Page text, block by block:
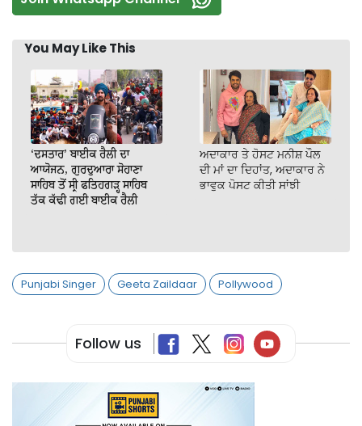
You May Like This
‘ਦਸਤਾਰ’ ਬਾਈਕ ਰੈਲੀ ਦਾ
ਆਯੋਜਨ, ਗੁਰਦੁਆਰਾ ਸੋਹਾਣਾ
ਸਾਹਿਬ ਤੋਂ ਸ੍ਰੀ ਫਤਿਹਗੜ੍ਹ ਸਾਹਿਬ
ਤੱਕ ਕੱਢੀ ਗਈ ਬਾਈਕ ਰੈਲੀ
ਅਦਾਕਾਰ ਤੇ ਹੋਸਟ ਮਨੀਸ਼ ਪੌਲ
ਦੀ ਮਾਂ ਦਾ ਦਿਹਾਂਤ, ਅਦਾਕਾਰ ਨੇ
ਭਾਵੁਕ ਪੋਸਟ ਕੀਤੀ ਸਾਂਝੀ
Punjabi Singer Geeta Zaildaar Pollywood
Follow us